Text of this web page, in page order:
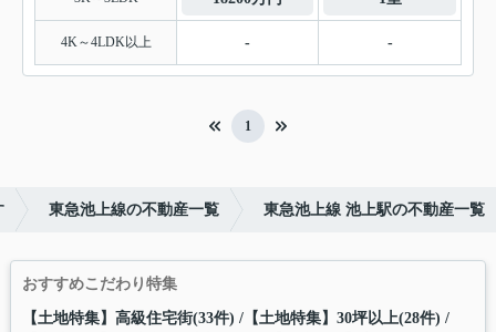
4K～4LDK以上 - -
1
東急池上線の不動産一覧 東急池上線 池上駅の不動産一覧
おすすめこだわり特集
【土地特集】高級住宅街(33件) 【土地特集】30坪以上(28件)